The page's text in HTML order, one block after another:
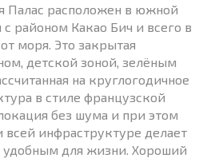
Палас расположен в южной
районом Какао Бич и всего в
моря. Это закрытая
детской зоной, зелёным
на круглогодичное
в стиле французской
без шума и при этом
всей инфраструктуре делает
для жизни. Хороший